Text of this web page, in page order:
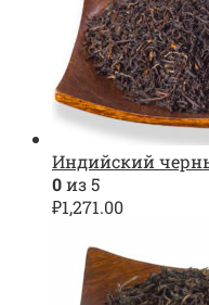
Индийский
0из 5
₽1,271.00